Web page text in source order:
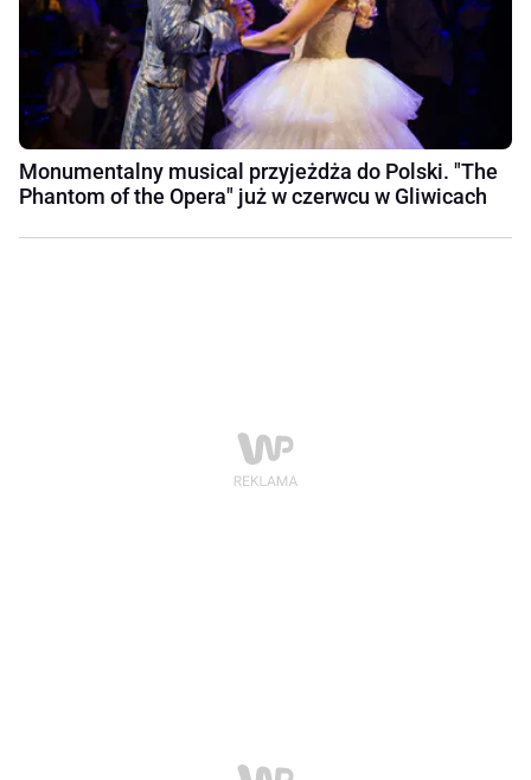
Monumentalny musical przyjeżdża do Polski. "The
Phantom of the Opera" już w czerwcu w Gliwicach